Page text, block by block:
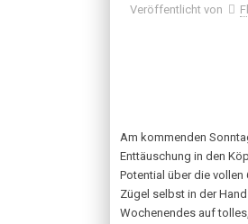
Veröffentlicht von
Am kommenden
Enttäuschung in den
Potential über die
Zügel selbst in der
Wochenendes auf